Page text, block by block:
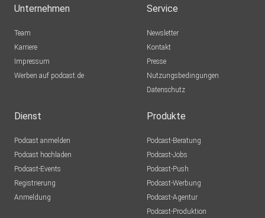
Unternehmen
Team
Karriere
Impressum
Werben auf podcast.de
Service
Newsletter
Kontakt
Presse
Nutzungsbedingungen
Datenschutz
Dienst
Podcast anmelden
Podcast hochladen
Podcast-Events
Registrierung
Anmeldung
Produkte
Podcast-Beratung
Podcast-Jobs
Podcast-Push
Podcast-Werbung
Podcast-Agentur
Podcast-Produktion